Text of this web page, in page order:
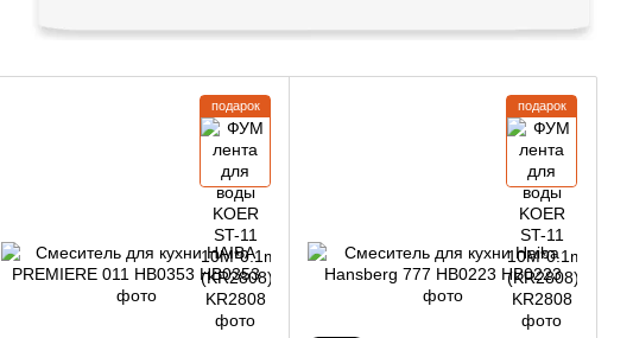
подарок подарок